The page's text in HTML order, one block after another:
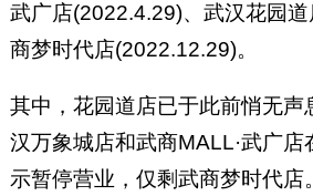
武广店(2022.4.29)、武汉花园
商梦时代店(2022.12.29)。
其中，花园道店已于此前悄无声
汉万象城店和武商MALL·武广店
示暂停营业，仅剩武商梦时代店。